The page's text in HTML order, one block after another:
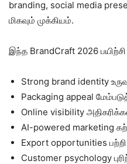
branding, social media
மிகவும் முக்கியம்.
இந்த BrandCraft 2026
Strong brand identity
Packaging appeal
Online visibility
AI-powered marketing
Export opportunities
Customer psychology